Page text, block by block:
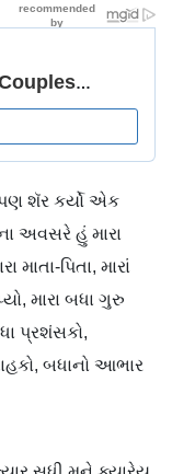
શૅર કર્યો એક
અવસરે હું મારા
માતા-પિતા, મારાં
મારા બધા ગુરુ
પ્રશંસકો,
બધાનો આભાર